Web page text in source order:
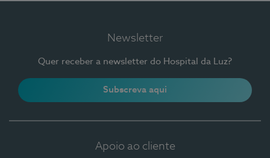
Newsletter
Quer receber a newsletter do Hospital da Luz?
Subscreva aqui
Apoio ao cliente